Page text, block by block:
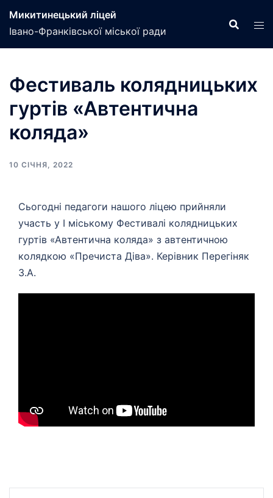
Микитинецький ліцей
Івано-Франківської міської ради
Фестиваль колядницьких
гуртів «Автентична
коляда»
10 СІЧНЯ, 2022
Сьогодні педагоги нашого ліцею прийняли
участь у І міському Фестивалі колядницьких
гуртів «Автентична коляда» з автентичною
колядкою «Пречиста Діва». Керівник Перегіняк
З.А.